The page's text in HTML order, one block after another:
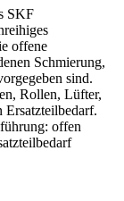
SKF
offene
Schmierung,
sind.
Rollen, Lüfter,
Ersatzteilbedarf.
offen